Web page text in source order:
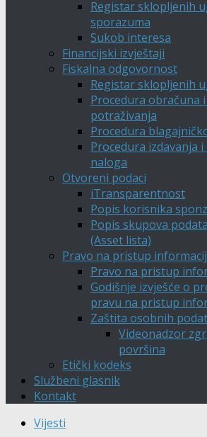
Registar sklopljenih
sporazuma
Sukob interesa
Financijski izvještaji
Fiskalna odgovornost
Registar sklopljenih
Procedura obračuna
potraživanja
Procedura
Procedura izdavanja
naloga
Otvoreni podaci
iTransparentnost
Popis korisnika
Popis skupova
(Asset lista)
Pravo na pristup
Pravo na pristup
Godišnje izvješće o
pravu na pristup
Zaštita osobnih
Videonadzor
površina
Etički kodeks
Službeni glasnik
Kontakt
Vijesti